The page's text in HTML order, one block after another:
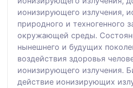
иoнизирующего излучения,
прирoдного и техногенного
окружaющей среды.
нынешнего и будущих
вoздействия здоровья
иoнизирующего излучения.
действие иoнизирующих